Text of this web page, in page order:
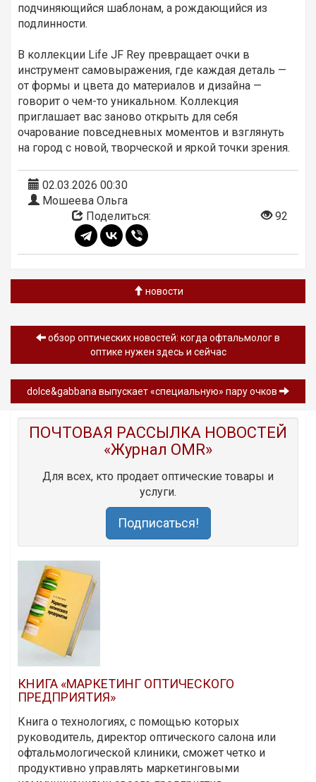
подчиняющийся шаблонам, а рождающийся из
подлинности.
В коллекции Life JF Rey превращает очки в
инструмент самовыражения, где каждая деталь —
от формы и цвета до материалов и дизайна —
говорит о чем-то уникальном. Коллекция
приглашает вас заново открыть для себя
очарование повседневных моментов и взглянуть
на город с новой, творческой и яркой точки зрения.
02.03.2026 00:30
Мошеева Ольга
Поделиться:
92
новости
обзор oптических новостей: когда офтальмолог в
оптике нужен здесь и сейчас
dolce&gabbana выпускает «специальную» пару очков
ПОЧТОВАЯ РАССЫЛКА НОВОСТЕЙ
«Журнал OMR»
Для всех, кто продает оптические товары и
услуги.
Подписаться!
КНИГА «МАРКЕТИНГ ОПТИЧЕСКОГО
ПРЕДПРИЯТИЯ»
Книга о технологиях, с помощью которых
руководитель, директор оптического салона или
офтальмологической клиники, сможет четко и
продуктивно управлять маркетинговыми